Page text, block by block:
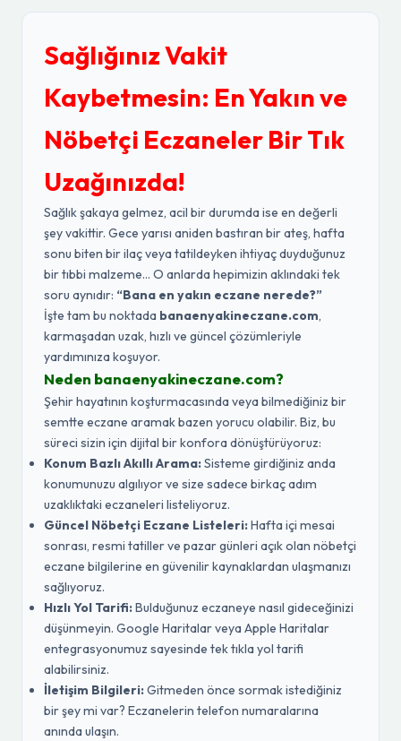
Sağlığınız Vakit
Kaybetmesin: En Yakın ve
Nöbetçi Eczaneler Bir Tık
Uzağınızda!
Sağlık şakaya gelmez, acil bir durumda ise en değerli
şey vakittir. Gece yarısı aniden bastıran bir ateş, hafta
sonu biten bir ilaç veya tatildeyken ihtiyaç duyduğunuz
bir tıbbi malzeme... O anlarda hepimizin aklındaki tek
soru aynıdır: “Bana en yakın eczane nerede?”
İşte tam bu noktada banaenyakineczane.com,
karmaşadan uzak, hızlı ve güncel çözümleriyle
yardımınıza koşuyor.
Neden banaenyakineczane.com?
Şehir hayatının koşturmacasında veya bilmediğiniz bir
semtte eczane aramak bazen yorucu olabilir. Biz, bu
süreci sizin için dijital bir konfora dönüştürüyoruz:
Konum Bazlı Akıllı Arama:Sisteme girdiğiniz anda
konumunuzu algılıyor ve size sadece birkaç adım
uzaklıktaki eczaneleri listeliyoruz.
Güncel Nöbetçi Eczane Listeleri:Hafta içi mesai
sonrası, resmi tatiller ve pazar günleri açık olan nöbetçi
eczane bilgilerine en güvenilir kaynaklardan ulaşmanızı
sağlıyoruz.
Hızlı Yol Tarifi:Bulduğunuz eczaneye nasıl gideceğinizi
düşünmeyin. Google Haritalar veya Apple Haritalar
entegrasyonumuz sayesinde tek tıkla yol tarifi
alabilirsiniz.
İletişim Bilgileri:Gitmeden önce sormak istediğiniz
bir şey mi var? Eczanelerin telefon numaralarına
anında ulaşın.